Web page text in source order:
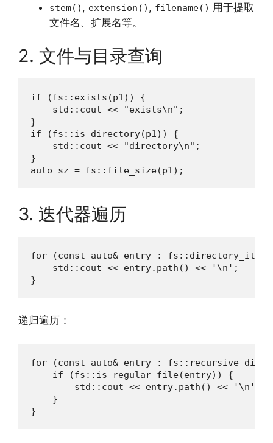
stem() , extension() , filename() 用于提取
文件名、扩展名等。
2. 文件与目录查询
if (fs::exists(p1)) {
    std::cout << "exists\n";
}
if (fs::is_directory(p1)) {
    std::cout << "directory\n";
}
auto sz = fs::file_size(p1);
3. 迭代器遍历
for (const auto& entry :
    std::cout << entry.path() << '\n';
}
递归遍历：
for (const auto& entry :
    if (fs::is_regular_file(entry)) {
        std::cout << entry.path() << '\n';
    }
}